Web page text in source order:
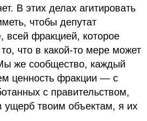
В этих делах агитировать
чтобы депутат
всей фракцией, которое
что в какой-то мере может
Мы же сообщество, каждый
ценность фракции — с
с правительством,
твоим объектам, я их